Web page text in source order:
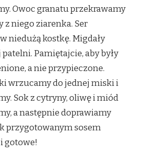
Owoc granatu przekrawamy
z niego ziarenka. Ser
niedużą kostkę. Migdały
Pamiętajcie, aby były
a nie przypieczone.
wrzucamy do jednej miski i
Sok z cytryny, oliwę i miód
a następnie doprawiamy
przygotowanym sosem
gotowe!